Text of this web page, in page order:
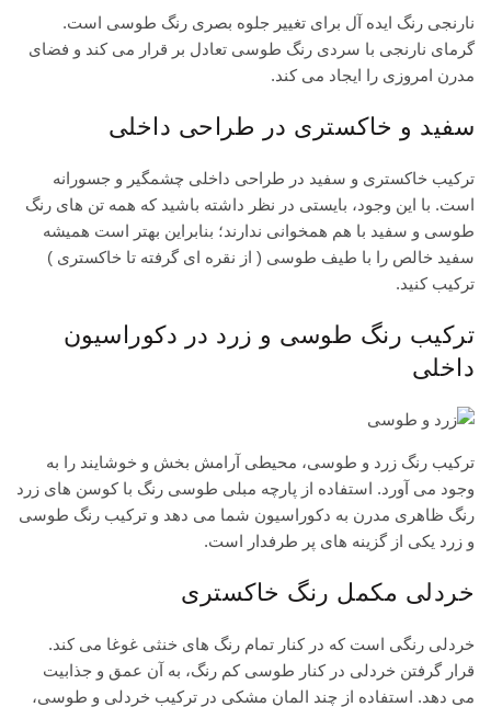
نارنجی رنگ ایده آل برای تغییر جلوه بصری رنگ طوسی است.
گرمای نارنجی با سردی رنگ طوسی تعادل بر قرار می کند و فضای
مدرن امروزی را ایجاد می کند.
سفید و خاکستری در طراحی داخلی
ترکیب خاکستری و سفید در طراحی داخلی چشمگیر و جسورانه
است. با این وجود، بایستی در نظر داشته باشید که همه تن های رنگ
طوسی و سفید با هم همخوانی ندارند؛ بنابراین بهتر است همیشه
سفید خالص را با طیف طوسی ( از نقره ای گرفته تا خاکستری )
ترکیب کنید.
ترکیب رنگ طوسی و زرد در دکوراسیون
داخلی
ترکیب رنگ زرد و طوسی، محیطی آرامش بخش و خوشایند را به
وجود می آورد. استفاده از پارچه مبلی طوسی رنگ با کوسن های زرد
رنگ ظاهری مدرن به دکوراسیون شما می دهد و ترکیب رنگ طوسی
و زرد یکی از گزینه های پر طرفدار است.
خردلی مکمل رنگ خاکستری
خردلی رنگی است که در کنار تمام رنگ های خنثی غوغا می کند.
قرار گرفتن خردلی در کنار طوسی کم رنگ، به آن عمق و جذابیت
می دهد. استفاده از چند المان مشکی در ترکیب خردلی و طوسی،